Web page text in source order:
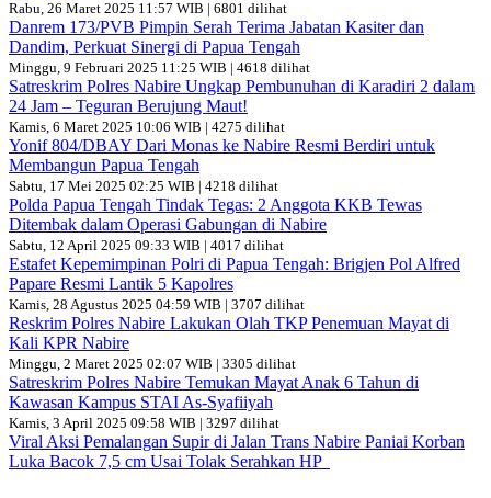
Rabu, 26 Maret 2025 11:57 WIB | 6801 dilihat
Danrem 173/PVB Pimpin Serah Terima Jabatan Kasiter dan
Dandim, Perkuat Sinergi di Papua Tengah
Minggu, 9 Februari 2025 11:25 WIB | 4618 dilihat
Satreskrim Polres Nabire Ungkap Pembunuhan di Karadiri 2 dalam
24 Jam – Teguran Berujung Maut!
Kamis, 6 Maret 2025 10:06 WIB | 4275 dilihat
Yonif 804/DBAY Dari Monas ke Nabire Resmi Berdiri untuk
Membangun Papua Tengah
Sabtu, 17 Mei 2025 02:25 WIB | 4218 dilihat
Polda Papua Tengah Tindak Tegas: 2 Anggota KKB Tewas
Ditembak dalam Operasi Gabungan di Nabire
Sabtu, 12 April 2025 09:33 WIB | 4017 dilihat
Estafet Kepemimpinan Polri di Papua Tengah: Brigjen Pol Alfred
Papare Resmi Lantik 5 Kapolres
Kamis, 28 Agustus 2025 04:59 WIB | 3707 dilihat
Reskrim Polres Nabire Lakukan Olah TKP Penemuan Mayat di
Kali KPR Nabire
Minggu, 2 Maret 2025 02:07 WIB | 3305 dilihat
Satreskrim Polres Nabire Temukan Mayat Anak 6 Tahun di
Kawasan Kampus STAI As-Syafiiyah
Kamis, 3 April 2025 09:58 WIB | 3297 dilihat
Viral Aksi Pemalangan Supir di Jalan Trans Nabire Paniai Korban
Luka Bacok 7,5 cm Usai Tolak Serahkan HP